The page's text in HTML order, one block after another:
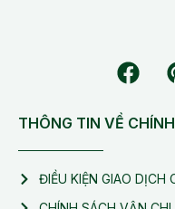
THÔNG TIN VỀ
ĐIỀU KIỆN GIAO DỊCH